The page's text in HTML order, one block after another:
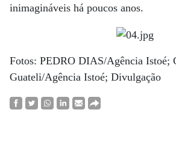
inimagináveis há poucos anos.
Fotos: PEDRO DIAS/Agência Istoé;
Guateli/Agência Istoé; Divulgação